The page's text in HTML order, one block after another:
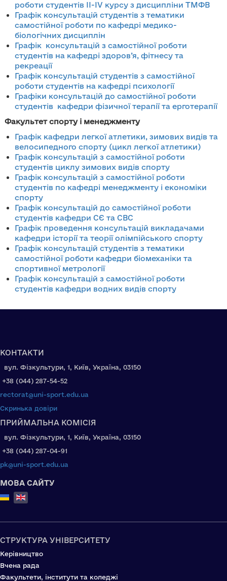
роботи студентів ІІ-IV курсу з дисципліни ТМФВ
Графік консультацій студентів з тематики
самостійної роботи по кафедрі медико-
біологічних дисциплін
Графік консультацій з самостійної роботи
студентів на кафедрі здоров’я, фітнесу та
рекреації
Графік консультацій студентів з самостійної
роботи студентів на кафедрі психології
Графіки консультацій до самостійної роботи
студентів кафедри фізичної терапії та ерготерапії
Факультет спорту i менеджменту
Графік кафедри легкої атлетики, зимових видів та
велосипедного спорту (цикл легкої атлетики)
Графік консультацій з самостійної роботи
студентів циклу зимових видів спорту
Графік консультацій з самостійної роботи
студентів по кафедрі менеджменту і економіки
спорту
Графік консультацій до самостійної роботи
студентів кафедри СЄ та СВС
Графік проведення консультацій викладачами
кафедри історії та теорії олімпійського спорту
Графік консультацій студентів з тематики
самостійної роботи кафедри біомеханіки та
спортивної метрології
Графік консультацій з самостійної роботи
студентів кафедри водних видів спорту
КОНТАКТИ
вул. Фізкультури, 1, Київ, Україна, 03150
+38 (044) 287-54-52
rectorat@uni-sport.edu.ua
Скринька довіри
ПРИЙМАЛЬНА КОМІСІЯ
вул. Фізкультури, 1, Київ, Україна, 03150
+38 (044) 287-04-91
pk@uni-sport.edu.ua
МОВА САЙТУ
Select your language
СТРУКТУРА УНІВЕРСИТЕТУ
Керівництво
Вчена рада
Факультети, інститути та коледжі